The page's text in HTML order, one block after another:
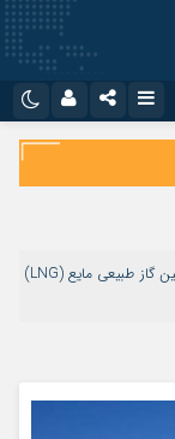
اروپا زمستان سختی در پیش خواهد داشت در حالی که تامین گاز طبیعی مایع (LNG)